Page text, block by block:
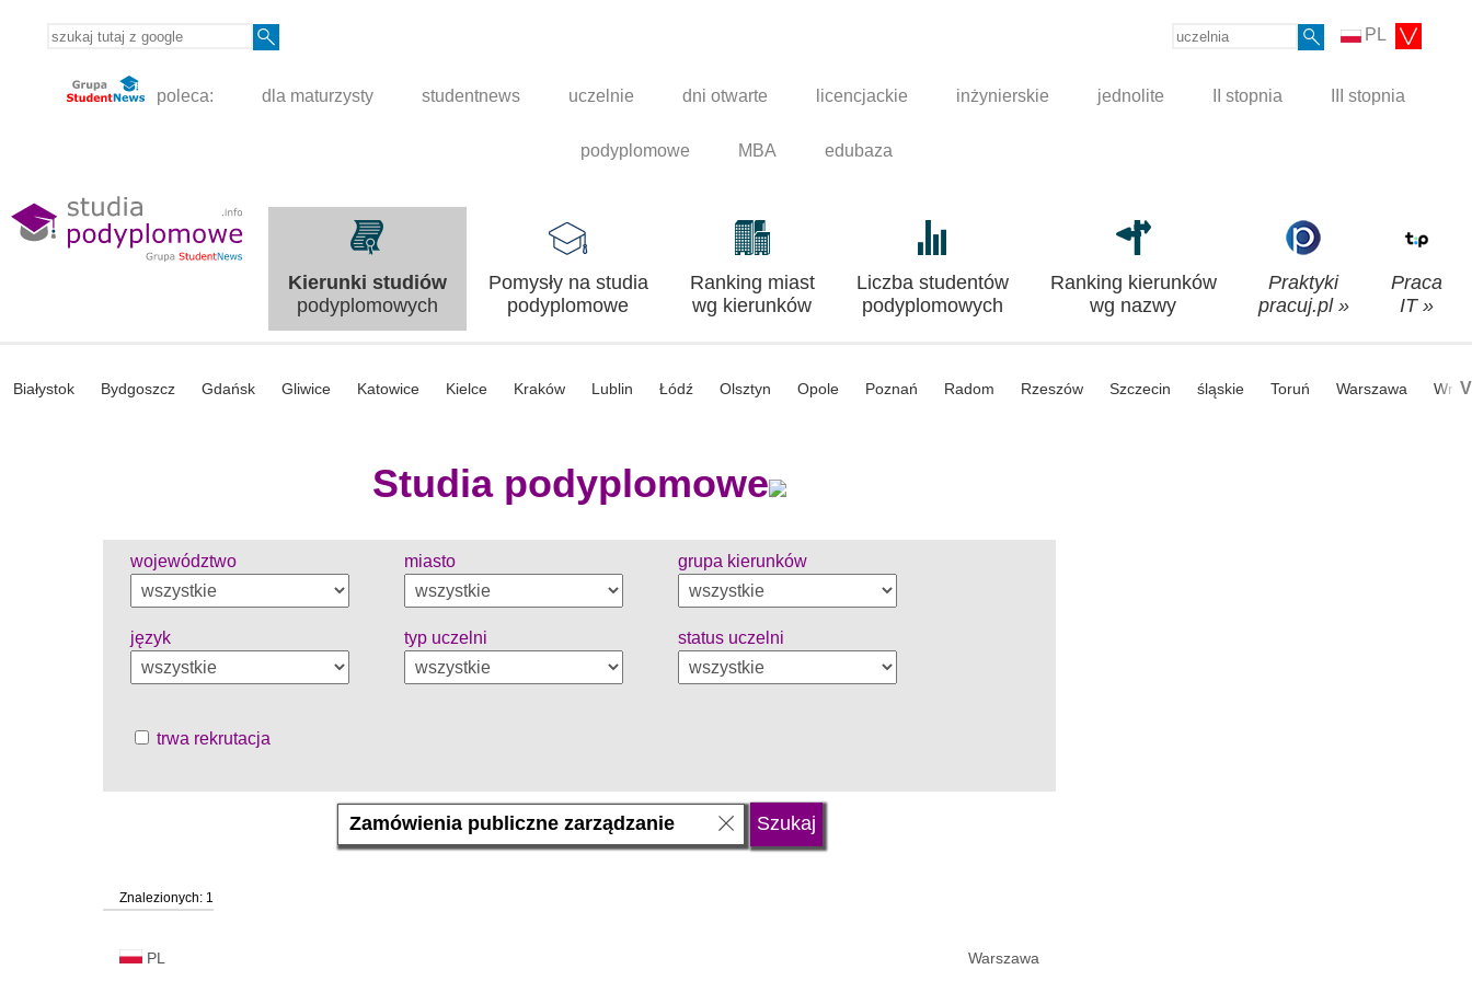
PL
poleca: dla maturzysty studentnews uczelnie dni otwarte licencjackie inżynierskie jednolite II stopnia III stopnia
podyplomowe MBA edubaza
Kierunki studiów
podyplomowych
Pomysły na studia
podyplomowe
Ranking miast
wg kierunków
Liczba studentów
podyplomowych
Ranking kierunków
wg nazwy
Praktyki
pracuj.pl »
Praca
IT »
Białystok Bydgoszcz Gdańsk Gliwice Katowice Kielce Kraków Lublin Łódź Olsztyn Opole Poznań Radom Rzeszów Szczecin śląskie Toruń Warszawa V
Studia podyplomowe
województwo miasto grupa kierunków
język typ uczelni status uczelni
trwa rekrutacja
Znalezionych: 1
PL Warszawa